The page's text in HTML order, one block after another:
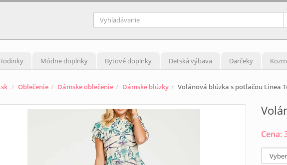
Módne doplnky Bytové doplnky Detská výbava Darčeky
Oblečenie Dámske oblečenie Dámske blúzky Volánová blúzka s potlačou Linea
Cena: